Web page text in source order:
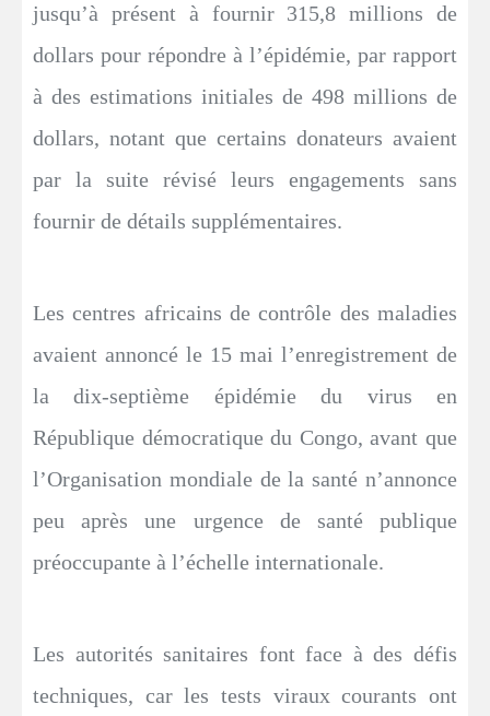
jusqu’à présent à fournir 315,8 millions de
dollars pour répondre à l’épidémie, par rapport
à des estimations initiales de 498 millions de
dollars, notant que certains donateurs avaient
par la suite révisé leurs engagements sans
fournir de détails supplémentaires.
Les centres africains de contrôle des maladies
avaient annoncé le 15 mai l’enregistrement de
la dix-septième épidémie du virus en
République démocratique du Congo, avant que
l’Organisation mondiale de la santé n’annonce
peu après une urgence de santé publique
préoccupante à l’échelle internationale.
Les autorités sanitaires font face à des défis
techniques, car les tests viraux courants ont